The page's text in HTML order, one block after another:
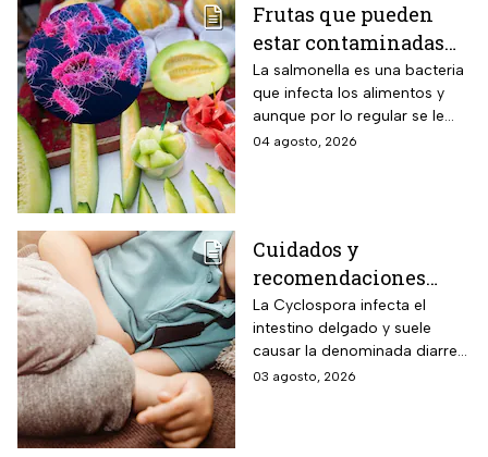
Frutas que pueden
estar contaminadas
de salmonella y cómo
protegerte del
contagio
La salmonella es una bacteria
que infecta los alimentos y
aunque por lo regular se le
relaciona con el huevo,
04 agosto, 2026
Cuidados y
recomendaciones
para niños ante los
riesgos por cyclospora
La Cyclospora infecta el
intestino delgado y suele
causar la denominada diarrea
explosiva, de acuerdo con
03 agosto, 2026